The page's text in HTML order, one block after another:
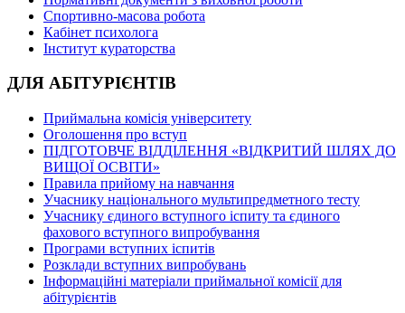
Спортивно-масова робота
Кабінет психолога
Інститут кураторства
ДЛЯ АБІТУРІЄНТІВ
Приймальна комісія університету
Оголошення про вступ
ПІДГОТОВЧЕ ВІДДІЛЕННЯ «ВІДКРИТИЙ ШЛЯХ ДО
ВИЩОЇ ОСВІТИ»
Правила прийому на навчання
Учаснику національного мультипредметного тесту
Учаснику єдиного вступного іспиту та єдиного
фахового вступного випробування
Програми вступних іспитів
Розклади вступних випробувань
Інформаційні матеріали приймальної комісії для
абітурієнтів